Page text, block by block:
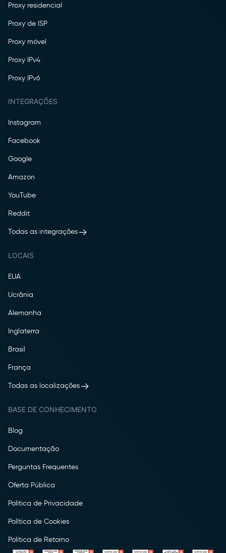
Proxy residencial
Proxy de ISP
Proxy móvel
Proxy IPv4
Proxy IPv6
INTEGRAÇÕES
Instagram
Facebook
Google
Amazon
YouTube
Reddit
Todas as integrações
LOCAIS
EUA
Ucrânia
Alemanha
Inglaterra
Brasil
França
Todas as localizações
BASE DE CONHECIMENTO
Blog
Documentação
Perguntas Frequentes
Oferta Pública
Política de Privacidade
Política de Cookies
Política de Retorno